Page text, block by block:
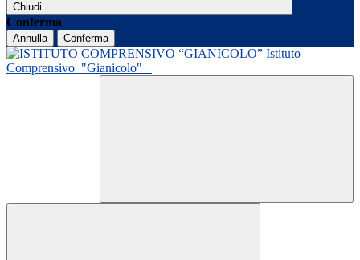
Chiudi
Conferma
Annulla Conferma
Istituto
Comprensivo "Gianicolo"